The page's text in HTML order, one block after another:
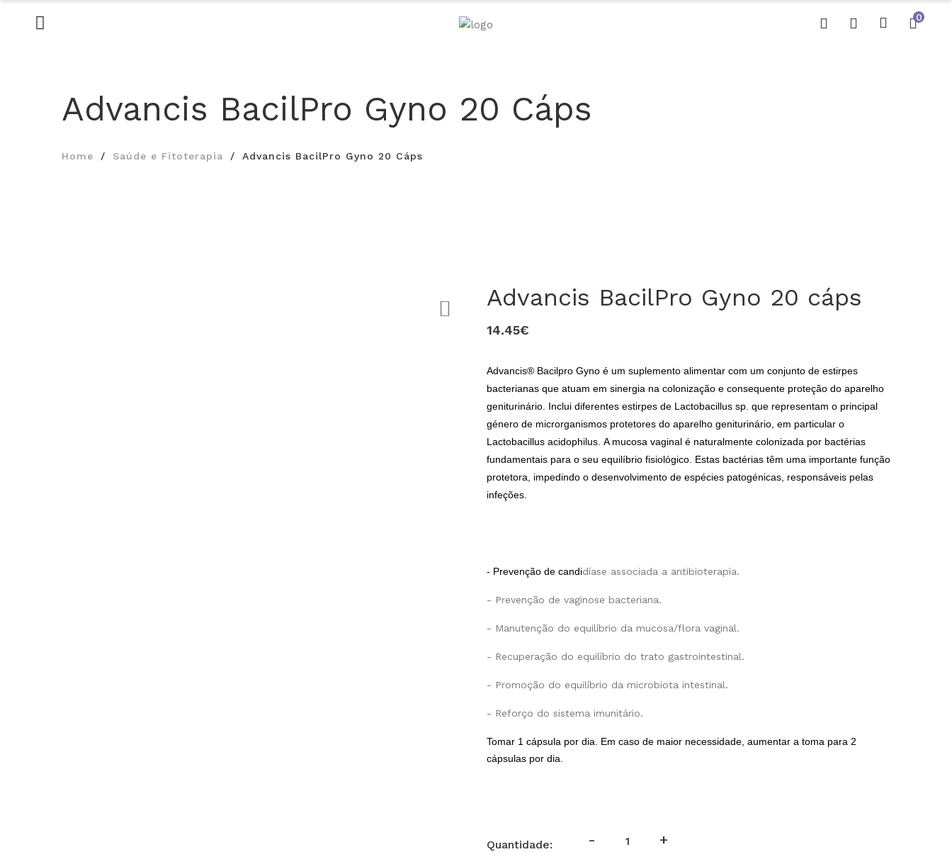
0
Advancis BacilPro Gyno 20 Cáps
Home Saúde e Fitoterapia Advancis BacilPro Gyno 20 Cáps
Advancis BacilPro Gyno 20 cáps
14.45€
Advancis® Bacilpro Gyno é um suplemento alimentar com um conjunto de estirpes
bacterianas que atuam em sinergia na colonização e consequente proteção do aparelho
geniturinário. Inclui diferentes estirpes de Lactobacillus sp. que representam o principal
género de microrganismos protetores do aparelho geniturinário, em particular o
Lactobacillus acidophilus. A mucosa vaginal é naturalmente colonizada por bactérias
fundamentais para o seu equilíbrio fisiológico. Estas bactérias têm uma importante função
protetora, impedindo o desenvolvimento de espécies patogénicas, responsáveis pelas
infeções.
- Prevenção de candidíase associada a antibioterapia.
- Prevenção de vaginose bacteriana.
- Manutenção do equilíbrio da mucosa/flora vaginal.
- Recuperação do equilíbrio do trato gastrointestinal.
- Promoção do equilíbrio da microbiota intestinal.
- Reforço do sistema imunitário.
Tomar 1 cápsula por dia. Em caso de maior necessidade, aumentar a toma para 2
cápsulas por dia.
Quantidade: - +